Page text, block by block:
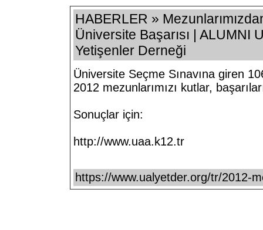
HABERLER »
Üniversite Başarısı | ALUMNI
Yetişenler Derneği
Üniversite Seçme Sınavına giren
2012 mezunlarımızı kutlar,
Sonuçlar için:
http://www.uaa.k12.tr
https://www.ualyetder.org/tr/2012-